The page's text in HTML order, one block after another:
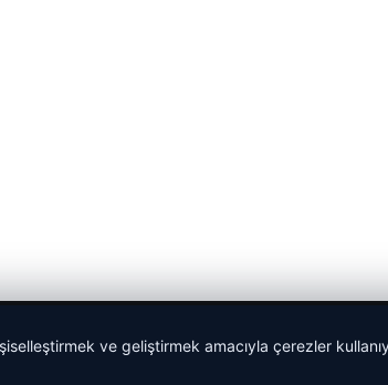
ve geliştirmek amacıyla çerezler